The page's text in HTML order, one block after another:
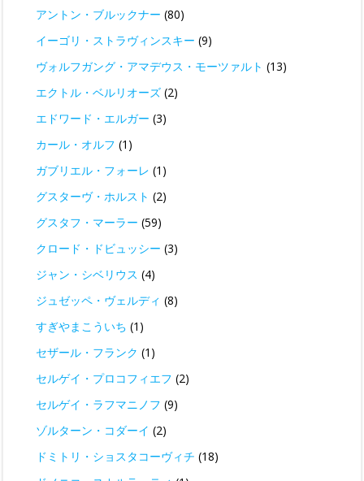
アントン・ブルックナー (80)
イーゴリ・ストラヴィンスキー (9)
ヴォルフガング・アマデウス・モーツァルト (13)
エクトル・ベルリオーズ (2)
エドワード・エルガー (3)
カール・オルフ (1)
ガブリエル・フォーレ (1)
グスターヴ・ホルスト (2)
グスタフ・マーラー (59)
クロード・ドビュッシー (3)
ジャン・シベリウス (4)
ジュゼッペ・ヴェルディ (8)
すぎやまこういち (1)
セザール・フランク (1)
セルゲイ・プロコフィエフ (2)
セルゲイ・ラフマニノフ (9)
ゾルターン・コダーイ (2)
ドミトリ・ショスタコーヴィチ (18)